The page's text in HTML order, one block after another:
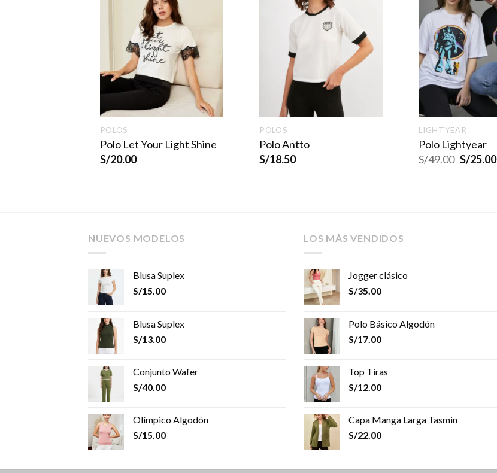
POLOS
Polo Let Your Light Shine
S/20.00
POLOS
Polo Antto
S/18.50
LIGHTYEAR
Polo Lightyear
S/49.00 S/25.00
NUEVOS MODELOS
Blusa Suplex
S/15.00
Blusa Suplex
S/13.00
Conjunto Wafer
S/40.00
Olímpico Algodón
S/15.00
LOS MÁS VENDIDOS
Jogger clásico
S/35.00
Polo Básico Algodón
S/17.00
Top Tiras
S/12.00
Capa Manga Larga Tasmin
S/22.00